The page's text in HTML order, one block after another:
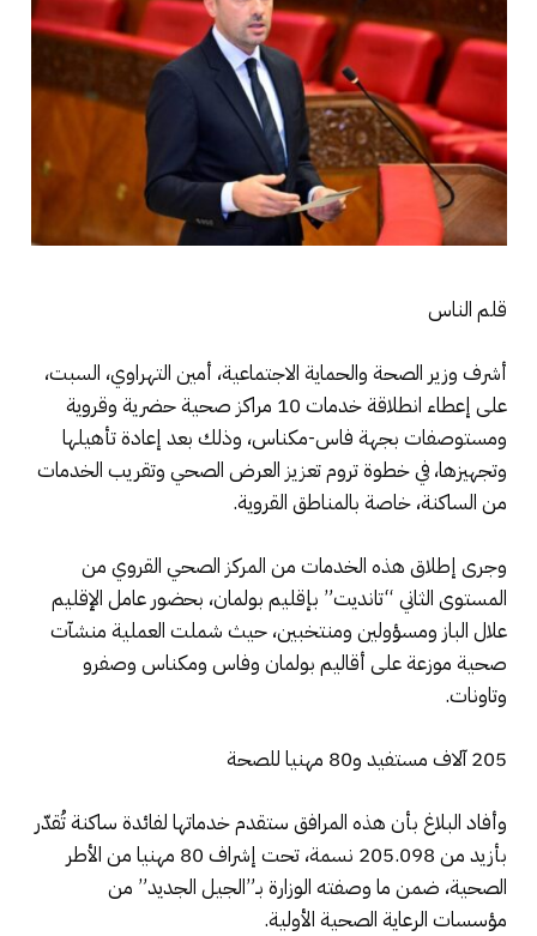
قلم الناس
أشرف وزير الصحة والحماية الاجتماعية، أمين التهراوي، السبت،
على إعطاء انطلاقة خدمات 10 مراكز صحية حضرية وقروية
ومستوصفات بجهة فاس-مكناس، وذلك بعد إعادة تأهيلها
وتجهيزها، في خطوة تروم تعزيز العرض الصحي وتقريب الخدمات
من الساكنة، خاصة بالمناطق القروية.
وجرى إطلاق هذه الخدمات من المركز الصحي القروي من
المستوى الثاني “تانديت” بإقليم بولمان، بحضور عامل الإقليم
علال الباز ومسؤولين ومنتخبين، حيث شملت العملية منشآت
صحية موزعة على أقاليم بولمان وفاس ومكناس وصفرو
وتاونات.
205 آلاف مستفيد و80 مهنيا للصحة
وأفاد البلاغ بأن هذه المرافق ستقدم خدماتها لفائدة ساكنة تُقدّر
بأزيد من 205.098 نسمة، تحت إشراف 80 مهنيا من الأطر
الصحية، ضمن ما وصفته الوزارة بـ”الجيل الجديد” من
مؤسسات الرعاية الصحية الأولية.